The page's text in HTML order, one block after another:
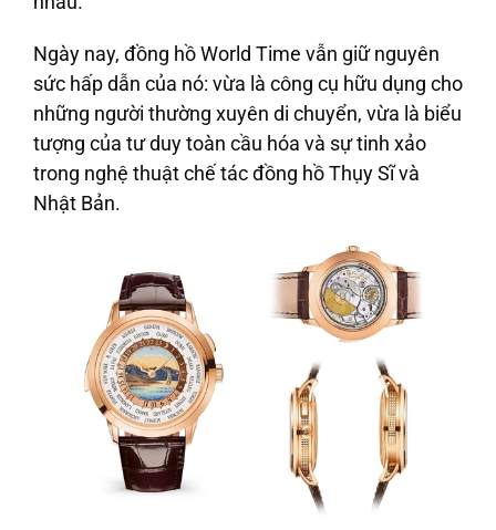
Ngày nay, đồng hồ World Time vẫn giữ nguyên
sức hấp dẫn của nó: vừa là công cụ hữu dụng cho
những người thường xuyên di chuyển, vừa là biểu
tượng của tư duy toàn cầu hóa và sự tinh xảo
trong nghệ thuật chế tác đồng hồ Thụy Sĩ và
Nhật Bản.